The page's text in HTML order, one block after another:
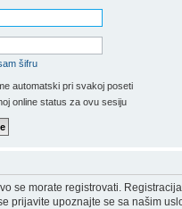
šifru
automatski pri svakoj poseti
online status za ovu sesiju
se morate registrovati.
prijavite upoznajte se sa našim